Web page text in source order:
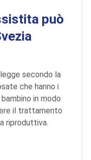
può
secondo la
che hanno i
in modo
il trattamento
riproduttiva.